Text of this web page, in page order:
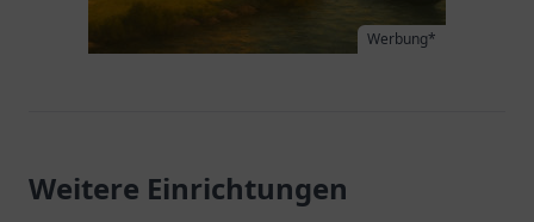
Werbung*
Weitere Einrichtungen